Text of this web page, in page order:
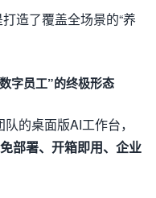
造了覆盖全场景的“养
字员工”的终极形态
的桌面版AI工作台，
免部署、开箱即用、企业